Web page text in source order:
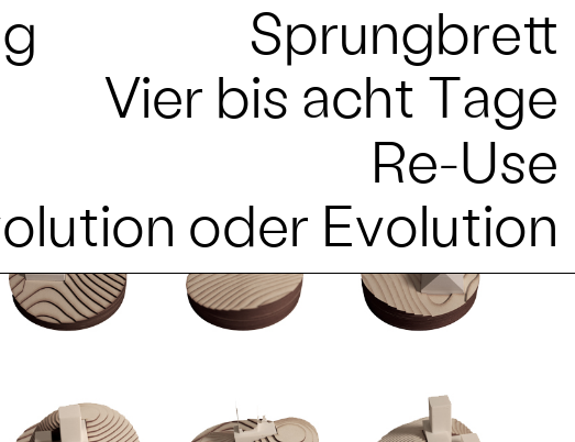
Sprungbrett
Vier bis acht Tage
Re-Use
oder Evolution